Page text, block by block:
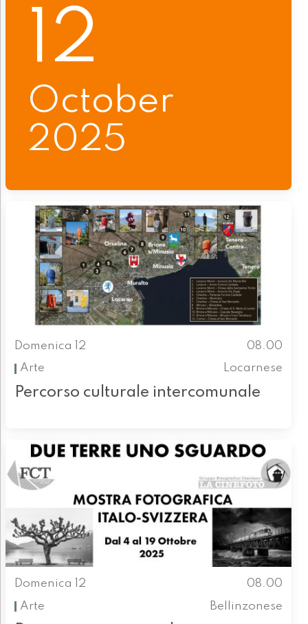
12
October
2025
Domenica 12
08.00
Arte
Locarnese
Percorso culturale intercomunale
Domenica 12
08.00
Arte
Bellinzonese